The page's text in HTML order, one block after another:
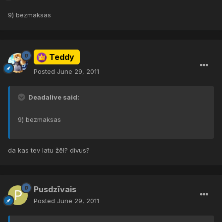
9) bezmaksas
Teddy
Posted June 29, 2011
Deadalive said:
9) bezmaksas
da kas tev latu žēl? divus?
Pusdzīvais
Posted June 29, 2011